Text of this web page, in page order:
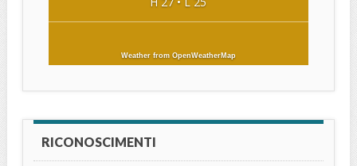
Weather from OpenWeatherMap
RICONOSCIMENTI